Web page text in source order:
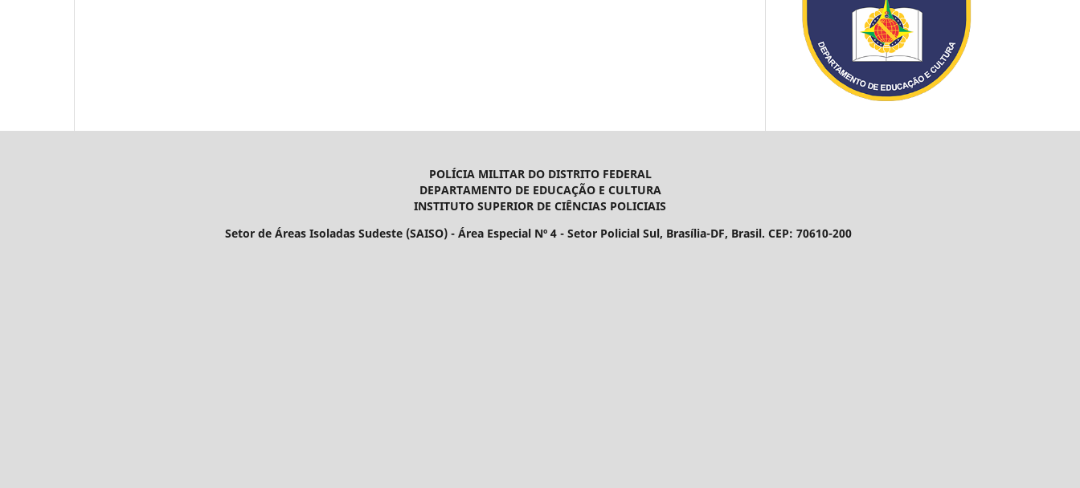
POLÍCIA MILITAR DO DISTRITO FEDERAL
DEPARTAMENTO DE EDUCAÇÃO E CULTURA
INSTITUTO SUPERIOR DE CIÊNCIAS POLICIAIS
Setor de Áreas Isoladas Sudeste (SAISO) - Área Especial Nº 4 - Setor Policial Sul, Brasília-DF, Brasil. CEP: 70610-200